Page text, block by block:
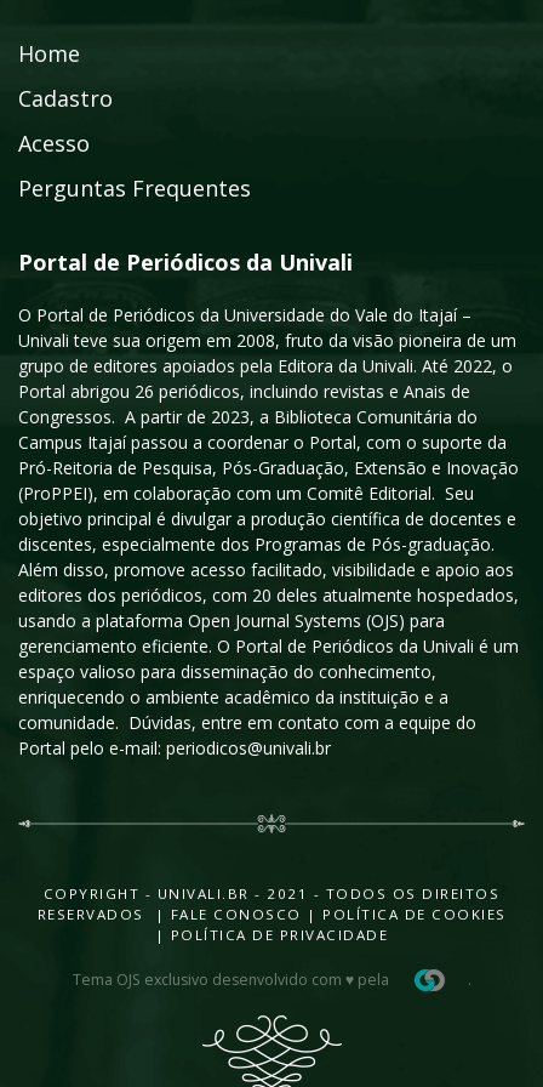
Home
Cadastro
Acesso
Perguntas Frequentes
Portal de Periódicos da Univali
O Portal de Periódicos da Universidade do Vale do Itajaí –
Univali teve sua origem em 2008, fruto da visão pioneira de um
grupo de editores apoiados pela Editora da Univali. Até 2022, o
Portal abrigou 26 periódicos, incluindo revistas e Anais de
Congressos. A partir de 2023, a Biblioteca Comunitária do
Campus Itajaí passou a coordenar o Portal, com o suporte da
Pró-Reitoria de Pesquisa, Pós-Graduação, Extensão e Inovação
(ProPPEI), em colaboração com um Comitê Editorial. Seu
objetivo principal é divulgar a produção científica de docentes e
discentes, especialmente dos Programas de Pós-graduação.
Além disso, promove acesso facilitado, visibilidade e apoio aos
editores dos periódicos, com 20 deles atualmente hospedados,
usando a plataforma Open Journal Systems (OJS) para
gerenciamento eficiente. O Portal de Periódicos da Univali é um
espaço valioso para disseminação do conhecimento,
enriquecendo o ambiente acadêmico da instituição e a
comunidade. Dúvidas, entre em contato com a equipe do
Portal pelo e-mail: periodicos@univali.br
COPYRIGHT - UNIVALI.BR - 2021 - TODOS OS DIREITOS
RESERVADOS |
FALE CONOSCO | POLÍTICA DE COOKIES
| POLÍTICA DE PRIVACIDADE
Tema OJS exclusivo desenvolvido com ♥ pela .